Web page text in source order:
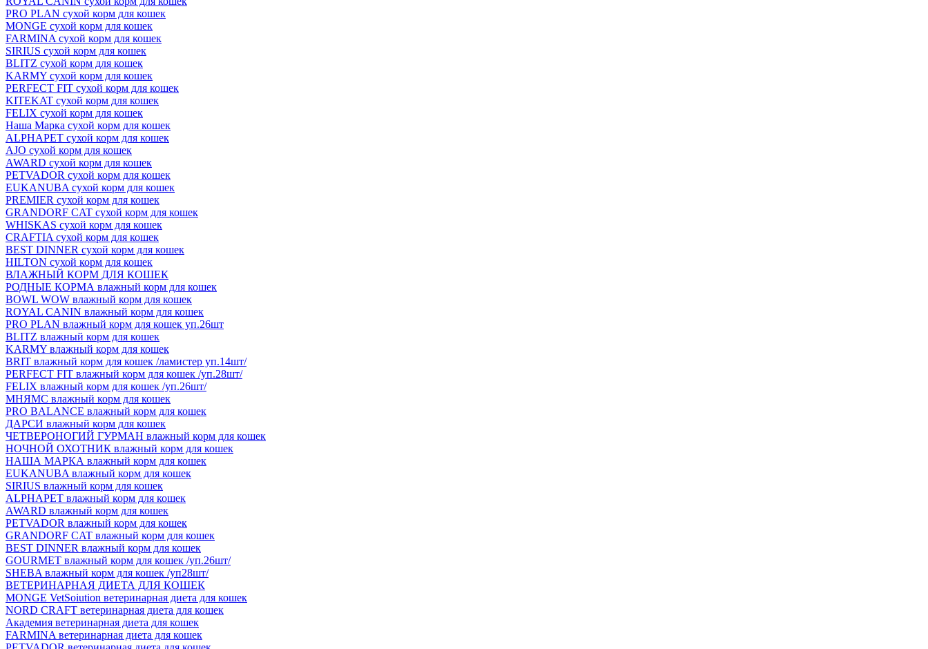
PRO PLAN сухой корм для кошек
MONGE сухой корм для кошек
FARMINA сухой корм для кошек
SIRIUS сухой корм для кошек
BLITZ сухой корм для кошек
KARMY сухой корм для кошек
PERFECT FIT сухой корм для кошек
KITEKAT сухой корм для кошек
FELIX сухой корм для кошек
Наша Марка сухой корм для кошек
ALPHAPET сухой корм для кошек
AJO сухой корм для кошек
AWARD сухой корм для кошек
PETVADOR сухой корм для кошек
EUKANUBA сухой корм для кошек
PREMIER сухой корм для кошек
GRANDORF CAT сухой корм для кошек
WHISKAS сухой корм для кошек
CRAFTIA сухой корм для кошек
BEST DINNER сухой корм для кошек
HILTON сухой корм для кошек
ВЛАЖНЫЙ КОРМ ДЛЯ КОШЕК
РОДНЫЕ КОРМА влажный корм для кошек
BOWL WOW влажный корм для кошек
ROYAL CANIN влажный корм для кошек
PRO PLAN влажный корм для кошек уп.26шт
BLITZ влажный корм для кошек
KARMY влажный корм для кошек
BRIT влажный корм для кошек /ламистер уп.14шт/
PERFECT FIT влажный корм для кошек /уп.28шт/
FELIX влажный корм для кошек /уп.26шт/
МНЯМС влажный корм для кошек
PRO BALANCE влажный корм для кошек
ДАРСИ влажный корм для кошек
ЧЕТВЕРОНОГИЙ ГУРМАН влажный корм для кошек
НОЧНОЙ ОХОТНИК влажный корм для кошек
НАША МАРКА влажный корм для кошек
EUKANUBA влажный корм для кошек
SIRIUS влажный корм для кошек
ALPHAPET влажный корм для кошек
AWARD влажный корм для кошек
PETVADOR влажный корм для кошек
GRANDORF CAT влажный корм для кошек
BEST DINNER влажный корм для кошек
GOURMET влажный корм для кошек /уп.26шт/
SHEBA влажный корм для кошек /уп28шт/
ВЕТЕРИНАРНАЯ ДИЕТА ДЛЯ КОШЕК
MONGE VetSoiution ветеринарная диета для кошек
NORD CRAFT ветеринарная диета для кошек
Академия ветеринарная диета для кошек
FARMINA ветеринарная диета для кошек